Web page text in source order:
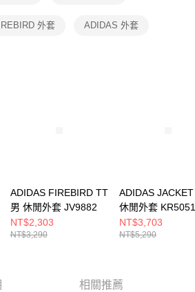
得法定代理人或監護人之同意方可使用
時，將依據個別帳號之用戶狀況，依本公司即
外套 ADIDAS 外套
ADIDAS FIREBIRD TT
男 休閒外套 JV9882
NT$2,303
NT$3,290
ADIDAS
休閒外套 KR5051
NT$3,703
NT$5,290
相關推薦